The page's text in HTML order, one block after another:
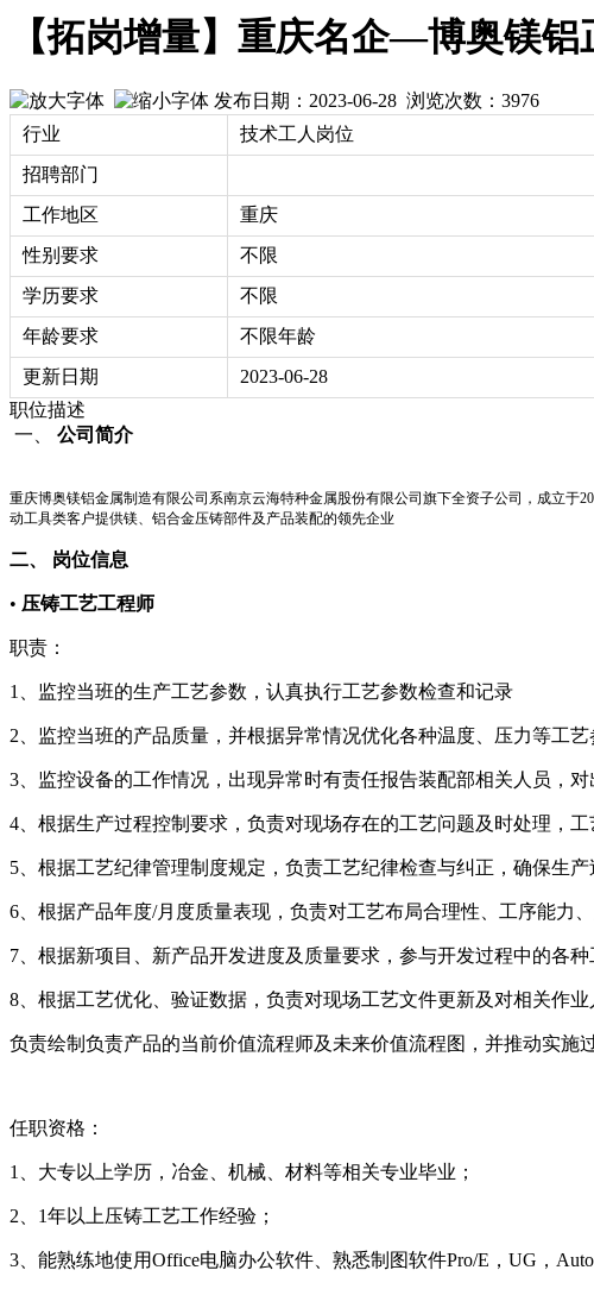
【拓岗增量】重庆名企—博奥镁铝
发布日期：2023-06-28 浏览次数： 3976
行业
技术工人岗位
招聘部门
工作地区
重庆
性别要求
不限
学历要求
不限
年龄要求
不限年龄
更新日期
2023-06-28
职位描述
一、
公司简介
重庆博奥镁铝金属制造有限公司系南京云海特种金属股份有限公司旗下全资子公司，成立于
动工具类客户提供镁、铝合金压铸部件及产品装配的领先企业
二、 岗位信息
• 压铸工艺工程师
职责：
1、监控当班的生产工艺参数，认真执行工艺参数检查和记录
2、监控当班的产品质量，并根据异常情况优化各种温度、压力等工
3、监控设备的工作情况，出现异常时有责任报告装配部相关人员，
4、根据生产过程控制要求，负责对现场存在的工艺问题及时处理，
5、根据工艺纪律管理制度规定，负责工艺纪律检查与纠正，确保生
6、根据产品年度/月度质量表现，负责对工艺布局合理性、工序能力
7、根据新项目、新产品开发进度及质量要求，参与开发过程中的各
8、根据工艺优化、验证数据，负责对现场工艺文件更新及对相关作业
负责绘制负责产品的当前价值流程师及未来价值流程图，并推动实施
任职资格：
1、大专以上学历，冶金、机械、材料等相关专业毕业；
2、1年以上压铸工艺工作经验；
3、能熟练地使用Office电脑办公软件、熟悉制图软件Pro/E，UG，